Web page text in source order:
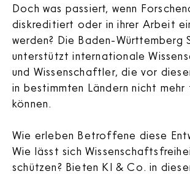
Doch was passiert, wenn
diskreditiert oder in ihrer Arbeit
werden? Die Baden-Württemberg
unterstützt internationale
und Wissenschaftler, die vor
in bestimmten Ländern nicht
können.
Wie erleben Betroffene diese
Wie lässt sich
schützen? Bieten KI & Co. in